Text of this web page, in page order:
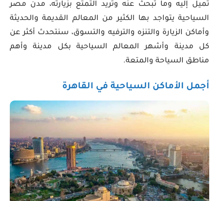
تميل إليه وما تبحث عنه وتريد التمتع بزيارته، مدن مصر
السياحية يتواجد بها الكثير من المعالم القديمة والحديثة
وأماكن الزيارة والتنزه والترفيه والتسوق، سنتحدث أكثر عن
كل مدينة وأشهر المعالم السياحية بكل مدينة وأهم
مناطق السياحة والمتعة.
أجمل الأماكن السياحية في القاهرة